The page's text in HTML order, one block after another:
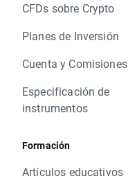
CFDs sobre Crypto
Planes de Inversión
Cuenta y Comisiones
Especificación de
instrumentos
Formación
Artículos educativos